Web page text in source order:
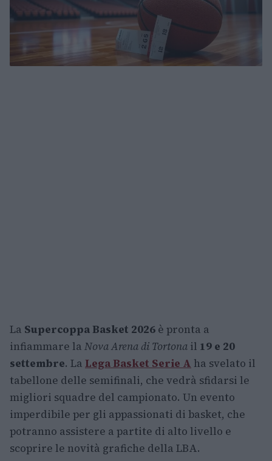
La Supercoppa Basket 2026 è pronta a
infiammare la Nova Arena di Tortona il 19 e 20
settembre. La Lega Basket Serie A ha svelato il
tabellone delle semifinali, che vedrà sfidarsi le
migliori squadre del campionato. Un evento
imperdibile per gli appassionati di basket, che
potranno assistere a partite di alto livello e
scoprire le novità grafiche della LBA.